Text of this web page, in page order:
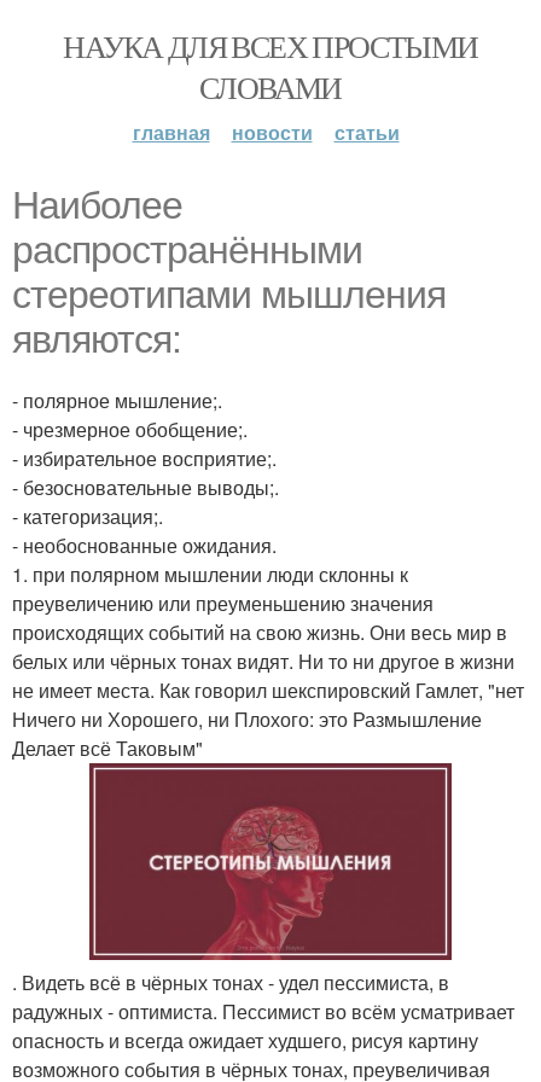
НАУКА ДЛЯ ВСЕХ ПРОСТЫМИ
СЛОВАМИ
главная новости статьи
Наиболее
распространёнными
стереотипами мышления
являются:
- полярное мышление;.
- чрезмерное обобщение;.
- избирательное восприятие;.
- безосновательные выводы;.
- категоризация;.
- необоснованные ожидания.
1. при полярном мышлении люди склонны к
преувеличению или преуменьшению значения
происходящих событий на свою жизнь. Они весь мир в
белых или чёрных тонах видят. Ни то ни другое в жизни
не имеет места. Как говорил шекспировский Гамлет, "нет
Ничего ни Хорошего, ни Плохого: это Размышление
Делает всё Таковым"
. Видеть всё в чёрных тонах - удел пессимиста, в
радужных - оптимиста. Пессимист во всём усматривает
опасность и всегда ожидает худшего, рисуя картину
возможного события в чёрных тонах, преувеличивая